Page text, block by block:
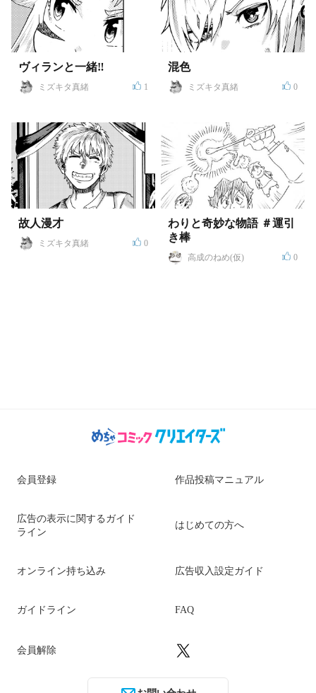
ヴィランと一緒‼
ミズキタ真緒 1
混色
ミズキタ真緒 0
故人漫才
ミズキタ真緒 0
わりと奇妙な物語 ＃運引
き棒
高成のねめ(仮) 0
会員登録 作品投稿マニュアル
広告の表示に関するガイド
ライン
はじめての方へ
オンライン持ち込み 広告収入設定ガイド
ガイドライン FAQ
会員解除